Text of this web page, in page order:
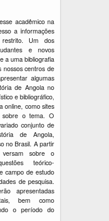
acadêmico na
a informações
Um dos
e novos
a uma bibliografia
nossos centros de
algumas
de Angola no
e bibliográfico,
online, como sites
sobre o tema. O
conjunto de
de Angola,
no Brasil. A partir
versam sobre o
teórico-
campo de estudo
de pesquisa.
apresentadas
bem como
o período do